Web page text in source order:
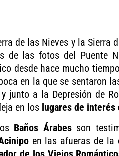
de las Nieves y la Sierra
de las fotos del Puente
desde hace mucho
en la que se sentaron
junto a la Depresión de
en los lugares de interés
Baños Árabesson
en las afueras de la